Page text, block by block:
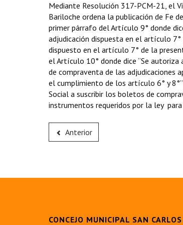
Mediante Resolución 317-PCM-21, el
Bariloche ordena la publicación de Fe
primer párrafo del Artículo 9° donde
adjudicación dispuesta en el artículo
dispuesto en el artículo 7° de la
el Artículo 10° donde dice “Se
de compraventa de las adjudicaciones
el cumplimiento de los artículo 6° y
Social a suscribir los boletos de
instrumentos requeridos por la ley
Anterior
CONCEJO MUNICIPAL SAN